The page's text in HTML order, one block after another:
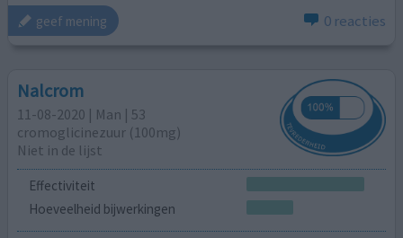
geef mening 0 reacties
Nalcrom
11-08-2020 | Man | 53
cromoglicinezuur (100mg)
Niet in de lijst
Effectiviteit
Hoeveelheid bijwerkingen